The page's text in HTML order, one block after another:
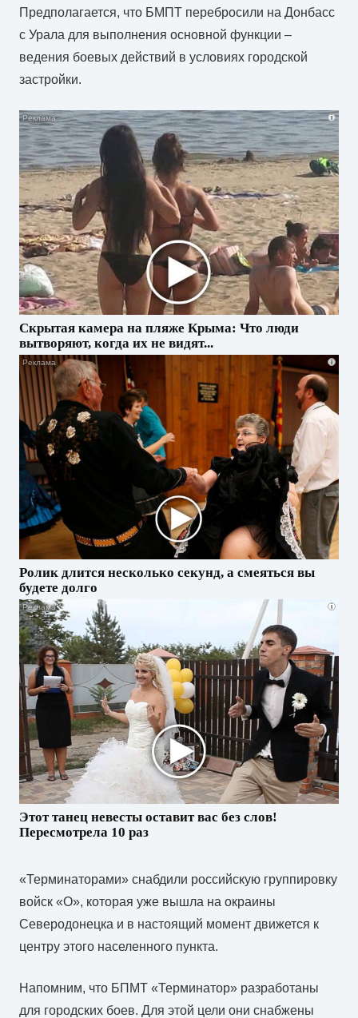
Предполагается, что БМПТ перебросили на Донбасс
с Урала для выполнения основной функции –
ведения боевых действий в условиях городской
застройки.
i
Скрытая камера на пляже Крыма: Что люди
вытворяют, когда их не видят...
i
Ролик длится несколько секунд, а смеяться вы
будете долго
i
Этот танец невесты оставит вас без слов!
Пересмотрела 10 раз
«Терминаторами» снабдили российскую группировку
войск «О», которая уже вышла на окраины
Северодонецка и в настоящий момент движется к
центру этого населенного пункта.
Напомним, что БПМТ «Терминатор» разработаны
для городских боев. Для этой цели они снабжены